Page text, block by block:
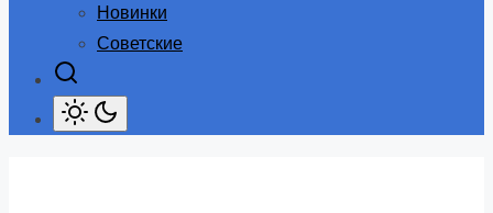
Новинки
Советские